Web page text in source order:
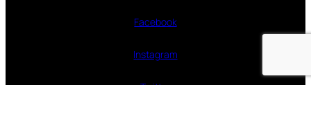
Facebook
Instagram
Twitter